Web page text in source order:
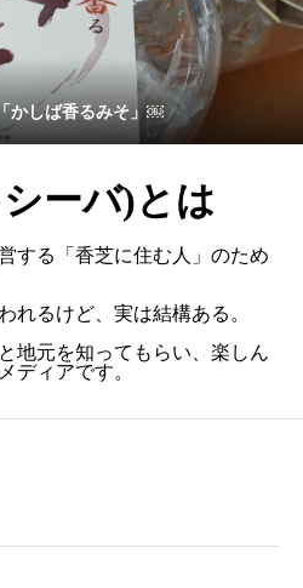
かしば香るみそ」￼
ーバ)とは
する「香芝に住む人」のため
れるけど、実は結構ある。
地元を知ってもらい、楽しん
ディアです。